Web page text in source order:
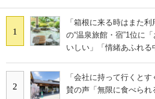
1
「箱根に来る時はまた
の“温泉旅館・宿”1位に
いしい」「情緒あふれ
2
「会社に持って行くと
賛の声「無限に食べられ